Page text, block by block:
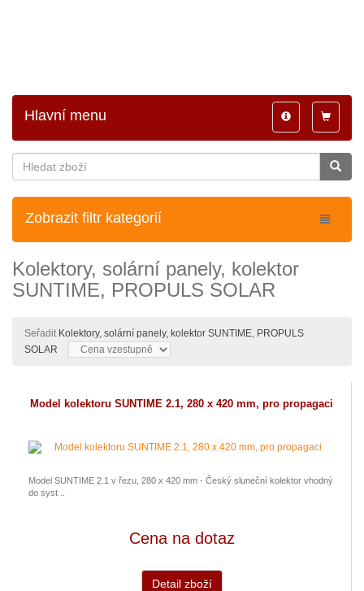
Toggle
Toggle
navigation
Hlavní menu
Zobrazit filtr kategorií
Kolektory, solární panely, kolektor
SUNTIME, PROPULS SOLAR
Seřadit Kolektory, solární panely, kolektor SUNTIME, PROPULS
SOLAR
Model kolektoru SUNTIME 2.1, 280 x 420 mm, pro propagaci
Model SUNTIME 2.1 v řezu, 280 x 420 mm - Český sluneční kolektor vhodný
do syst ..
Cena na dotaz
Detail zboží